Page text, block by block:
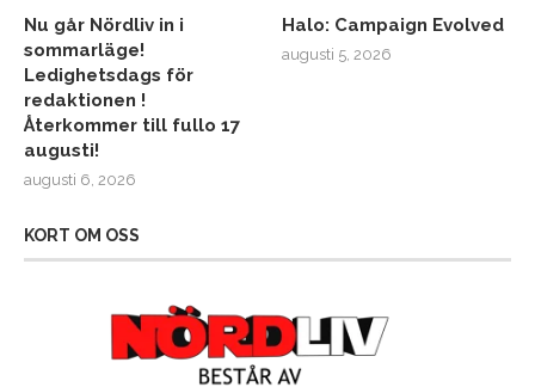
Nu går Nördliv in i
sommarläge!
Ledighetsdags för
redaktionen !
Återkommer till fullo 17
augusti!
augusti 6, 2026
Halo: Campaign Evolved
augusti 5, 2026
KORT OM OSS